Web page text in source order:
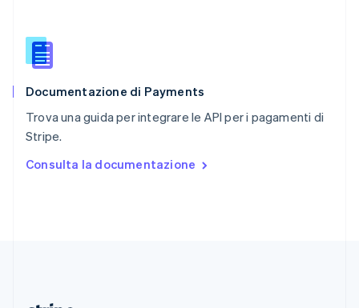
Documentazione di Payments
Trova una guida per integrare le API per i pagamenti di
Stripe.
Consulta la documentazione
English
Slovacchia
Slovenia
Spagna
Español
English Español简体中文